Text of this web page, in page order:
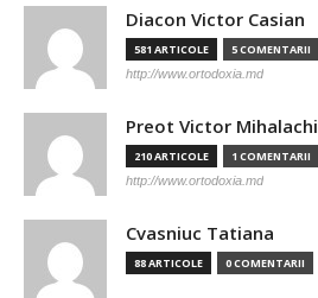
Diacon Victor Casian
581 ARTICOLE 5 COMENTARII
http://www.ortodoxia.md
Preot Victor Mihalachi
210 ARTICOLE 1 COMENTARII
http://www.ortodoxia.md
Cvasniuc Tatiana
88 ARTICOLE 0 COMENTARII